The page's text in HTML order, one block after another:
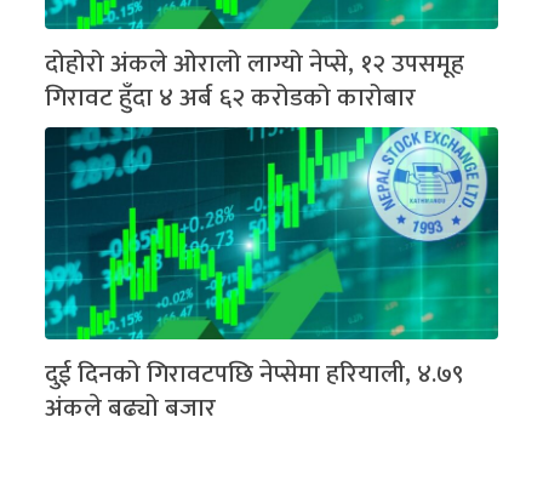
दोहोरो अंकले ओरालो लाग्यो नेप्से, १२ उपसमूह
गिरावट हुँदा ४ अर्ब ६२ करोडको कारोबार
दुई दिनको गिरावटपछि नेप्सेमा हरियाली, ४.७९
अंकले बढ्यो बजार